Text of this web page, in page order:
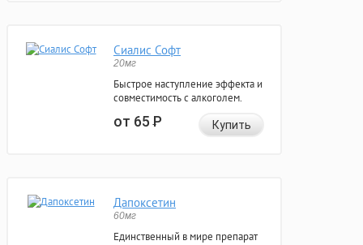
Сиалис Софт
20мг
Быстрое наступление эффекта и
совместимость с алкоголем.
от 65Р Купить
Дапоксетин
60мг
Единственный в мире препарат